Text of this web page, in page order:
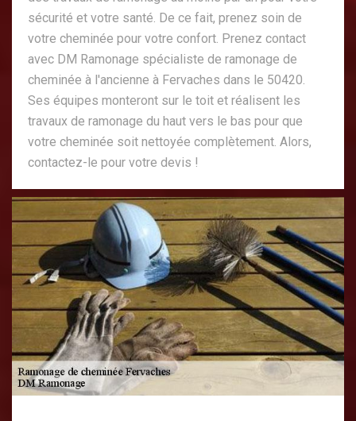
sécurité et votre santé. De ce fait, prenez soin de
votre cheminée pour votre confort. Prenez contact
avec DM Ramonage spécialiste de ramonage de
cheminée à l'ancienne à Fervaches dans le 50420.
Ses équipes monteront sur le toit et réalisent les
travaux de ramonage du haut vers le bas pour que
votre cheminée soit nettoyée complètement. Alors,
contactez-le pour votre devis !